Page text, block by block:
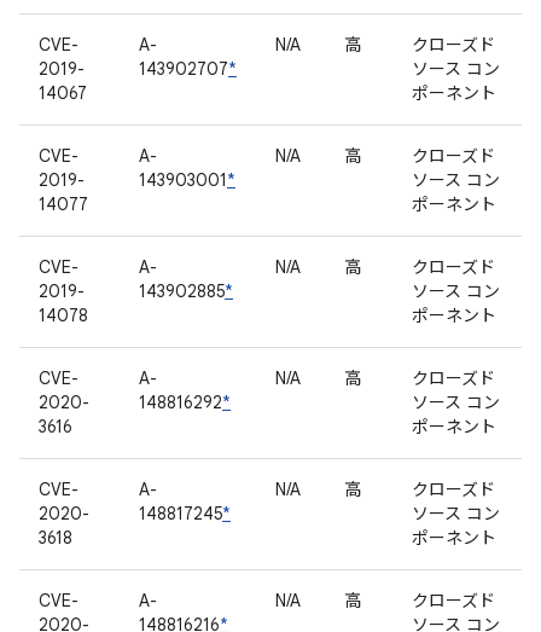
CVE-
2019-
14067
A-
143902707*
N/A 高
クローズド
ソース コン
ポーネント
CVE-
2019-
14077
A-
143903001*
N/A 高
クローズド
ソース コン
ポーネント
CVE-
2019-
14078
A-
143902885*
N/A 高
クローズド
ソース コン
ポーネント
CVE-
2020-
3616
A-
148816292*
N/A 高
クローズド
ソース コン
ポーネント
CVE-
2020-
3618
A-
148817245*
N/A 高
クローズド
ソース コン
ポーネント
CVE-
2020-
A-
148816216*
N/A 高
クローズド
ソース コン